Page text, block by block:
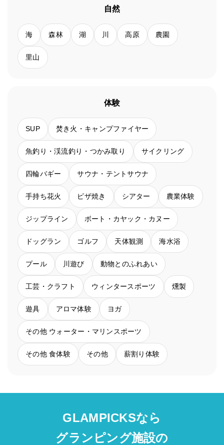
自然
海 森林 湖 川 高原 農園
里山
体験
SUP 焚き火・キャンプファイヤー
魚釣り・渓流釣り・つかみ取り サイクリング
四輪バギー サウナ・テントサウナ
手持ち花火 ピザ焼き シアター 農業体験
ジップライン ボート・カヤック・カヌー
ドッグラン ゴルフ 天体観測 海水浴
プール 川遊び 動物とのふれあい
工芸・クラフト ウィンタースポーツ 燻製
遊具 アロマ体験 ヨガ
その他 ウォーター・マリンスポーツ
その他 食体験 その他 薪割り体験
GLAMPICKSなら
グランピング施設の